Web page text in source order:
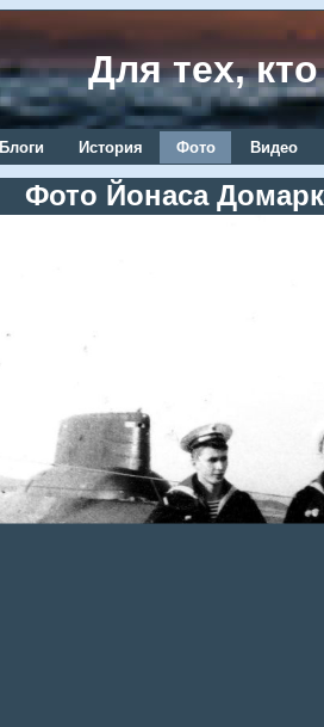
Для тех,
Блоги История Фото Видео
Фото Йонаса